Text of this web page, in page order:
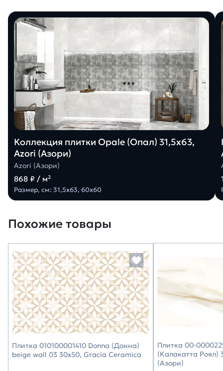
Коллекция плитки Opale (Опал) 31,5х63,
Azori (Азори)
Azori (Азори)
868 ₽ / м²
Размер, см: 31,5х63, 60х60
Похожие товары
Плитка 010100001410 Donna (Донна)
beige wall 03 30х50, Gracia Ceramica
Плитка 00-
(Калакатта Роял)
(Азори)